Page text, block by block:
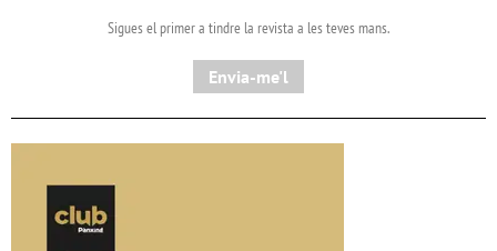
Sigues el primer a tindre la revista a les teves mans.
Envia-me'l